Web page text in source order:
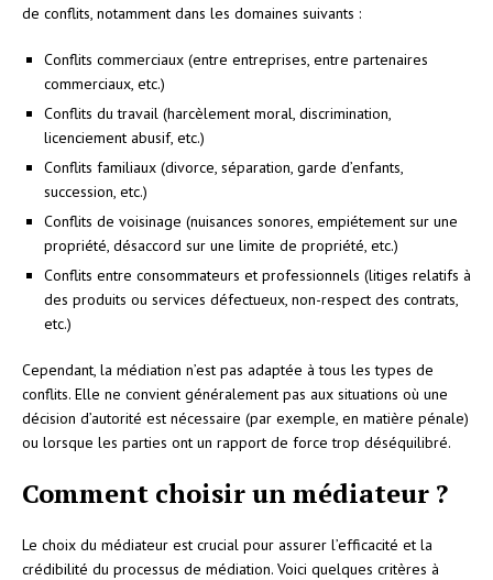
de conflits, notamment dans les domaines suivants :
Conflits commerciaux (entre entreprises, entre partenaires
commerciaux, etc.)
Conflits du travail (harcèlement moral, discrimination,
licenciement abusif, etc.)
Conflits familiaux (divorce, séparation, garde d’enfants,
succession, etc.)
Conflits de voisinage (nuisances sonores, empiétement sur une
propriété, désaccord sur une limite de propriété, etc.)
Conflits entre consommateurs et professionnels (litiges relatifs à
des produits ou services défectueux, non-respect des contrats,
etc.)
Cependant, la médiation n’est pas adaptée à tous les types de
conflits. Elle ne convient généralement pas aux situations où une
décision d’autorité est nécessaire (par exemple, en matière pénale)
ou lorsque les parties ont un rapport de force trop déséquilibré.
Comment choisir un médiateur ?
Le choix du médiateur est crucial pour assurer l’efficacité et la
crédibilité du processus de médiation. Voici quelques critères à